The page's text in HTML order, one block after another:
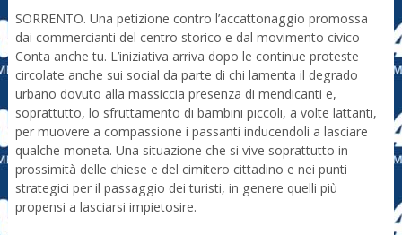
SORRENTO. Una petizione contro l’accattonaggio promossa
dai commercianti del centro storico e dal movimento civico
Conta anche tu. L’iniziativa arriva dopo le continue proteste
circolate anche sui social da parte di chi lamenta il degrado
urbano dovuto alla massiccia presenza di mendicanti e,
soprattutto, lo sfruttamento di bambini piccoli, a volte lattanti,
per muovere a compassione i passanti inducendoli a lasciare
qualche moneta. Una situazione che si vive soprattutto in
prossimità delle chiese e del cimitero cittadino e nei punti
strategici per il passaggio dei turisti, in genere quelli più
propensi a lasciarsi impietosire.